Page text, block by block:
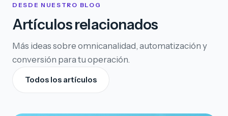
DESDE NUESTRO BLOG
Artículos relacionados
Más ideas sobre omnicanalidad, automatización y
conversión para tu operación.
Todos los artículos